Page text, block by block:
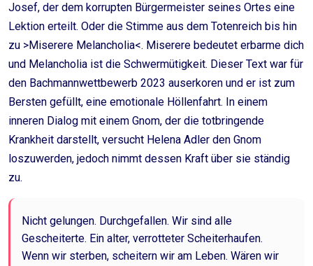
Josef, der dem korrupten Bürgermeister seines Ortes eine
Lektion erteilt. Oder die Stimme aus dem Totenreich bis hin
zu >Miserere Melancholia<. Miserere bedeutet erbarme dich
und Melancholia ist die Schwermütigkeit. Dieser Text war für
den Bachmannwettbewerb 2023 auserkoren und er ist zum
Bersten gefüllt, eine emotionale Höllenfahrt. In einem
inneren Dialog mit einem Gnom, der die totbringende
Krankheit darstellt, versucht Helena Adler den Gnom
loszuwerden, jedoch nimmt dessen Kraft über sie ständig
zu.
Nicht gelungen. Durchgefallen. Wir sind alle
Gescheiterte. Ein alter, verrotteter Scheiterhaufen.
Wenn wir sterben, scheitern wir am Leben. Wären wir